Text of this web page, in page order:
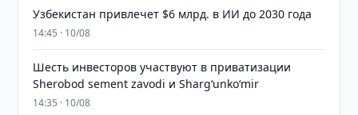
Узбекистан привлечет $6 млрд. в ИИ до 2030 года
14:45 · 10/08
Шесть инвесторов участвуют в приватизации
Sherobod sement zavodi и Shargʻunkoʻmir
14:35 · 10/08